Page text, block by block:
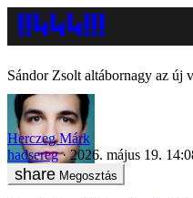
Sándor Zsolt altábornagy az új
Herczeg Márk
hadsereg
2026. május 19.
Megosztás